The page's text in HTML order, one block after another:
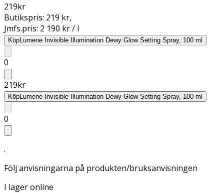
219kr
Butikspris: 219 kr,
Jmfs.pris: 2 190 kr / l
KöpLumene Invisible Illumination Dewy Glow Setting Spray, 100 ml
0
219kr
KöpLumene Invisible Illumination Dewy Glow Setting Spray, 100 ml
0
.
Följ anvisningarna på produkten/bruksanvisningen
I lager online